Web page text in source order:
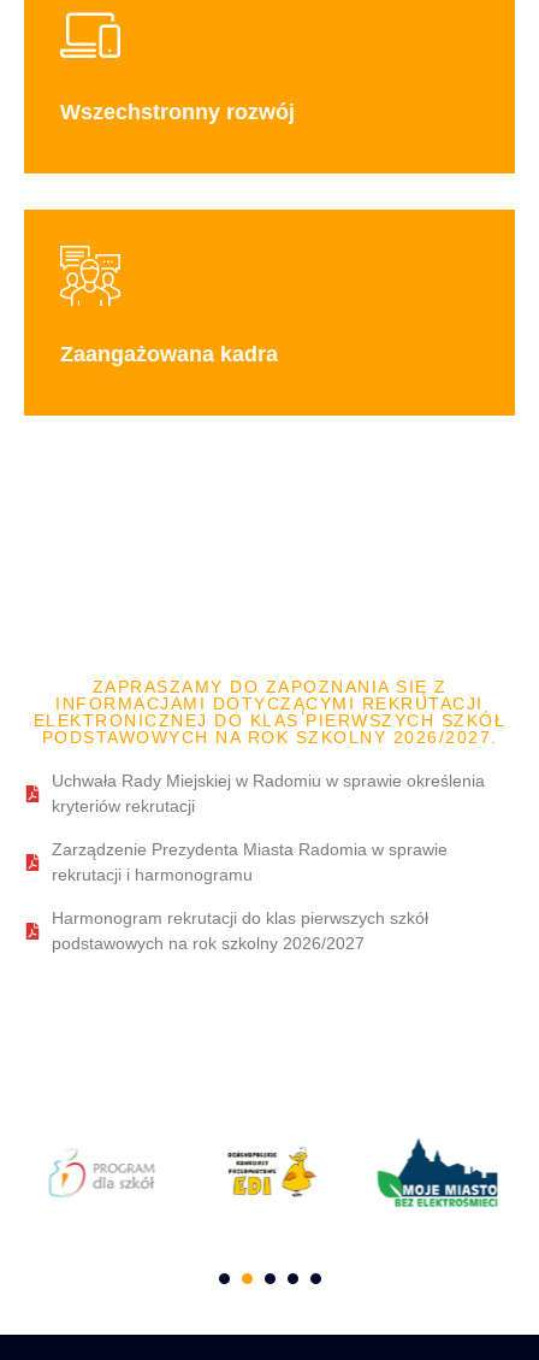
Zaangażowana kadra
Wszechstronny rozwój
ZAPRASZAMY DO ZAPOZNANIA SIĘ Z
INFORMACJAMI DOTYCZĄCYMI REKRUTACJI
ELEKTRONICZNEJ DO KLAS PIERWSZYCH SZKÓŁ
PODSTAWOWYCH NA ROK SZKOLNY 2026/2027.
Uchwała Rady Miejskiej w Radomiu w sprawie określenia
kryteriów rekrutacji
Zarządzenie Prezydenta Miasta Radomia w sprawie
rekrutacji i harmonogramu
Harmonogram rekrutacji do klas pierwszych szkół
podstawowych na rok szkolny 2026/2027